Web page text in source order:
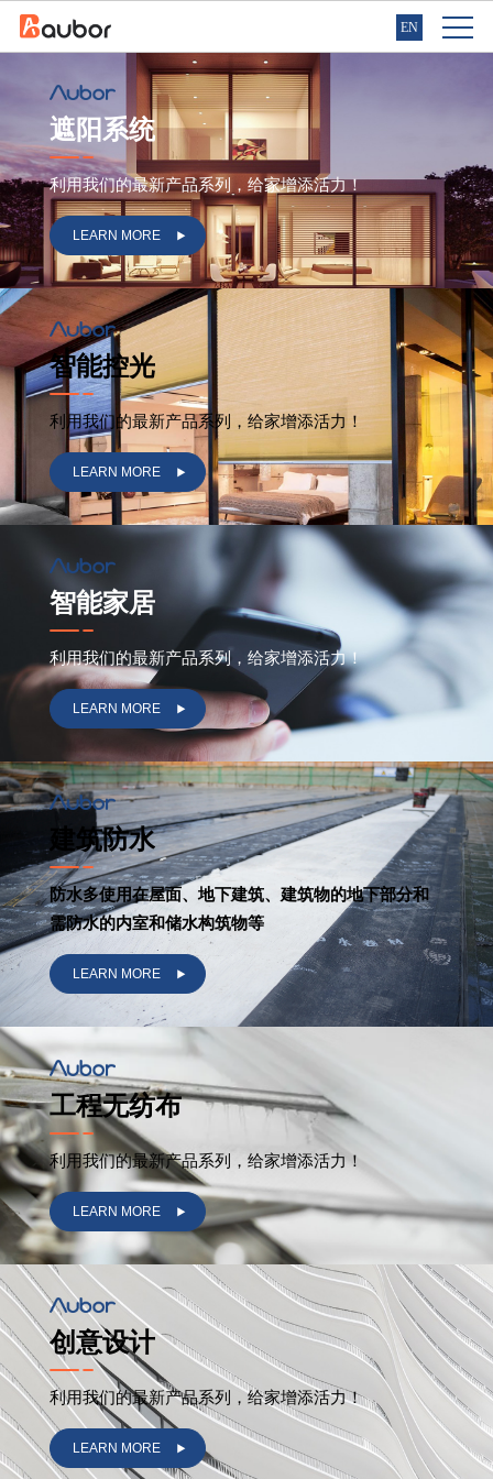
EN
遮阳系统
利用我们的最新产品系列，给家增添活力！
LEARN MORE
智能控光
利用我们的最新产品系列，给家增添活力！
LEARN MORE
智能家居
利用我们的最新产品系列，给家增添活力！
LEARN MORE
建筑防水
防水多使用在屋面、地下建筑、建筑物的地下部分和
需防水的内室和储水构筑物等
LEARN MORE
工程无纺布
利用我们的最新产品系列，给家增添活力！
LEARN MORE
创意设计
利用我们的最新产品系列，给家增添活力！
LEARN MORE